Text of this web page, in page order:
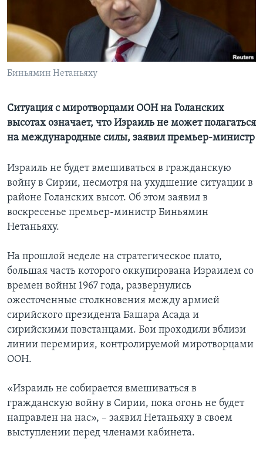
Learning English
СОЦИАЛЬНЫЕ СЕТИ
Языки
Биньямин Нетаньяху
Ситуация с миротворцами ООН на Голанских
высотах означает, что Израиль не может полагаться
на международные силы, заявил премьер-министр
Израиль не будет вмешиваться в гражданскую
войну в Сирии, несмотря на ухудшение ситуации в
районе Голанских высот. Об этом заявил в
воскресенье премьер-министр Биньямин
Нетаньяху.
На прошлой неделе на стратегическое плато,
большая часть которого оккупирована Израилем со
времен войны 1967 года, развернулись
ожесточенные столкновения между армией
сирийского президента Башара Асада и
сирийскими повстанцами. Бои проходили вблизи
линии перемирия, контролируемой миротворцами
ООН.
«Израиль не собирается вмешиваться в
гражданскую войну в Сирии, пока огонь не будет
направлен на нас», – заявил Нетаньяху в своем
выступлении перед членами кабинета.